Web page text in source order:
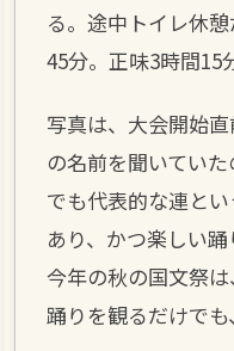
る。途中トイレ休
45分。正味3時間15
写真は、大会開始
の名前を聞いてい
でも代表的な連と
あり、かつ楽しい踊
今年の秋の国文祭
踊りを観るだけでも